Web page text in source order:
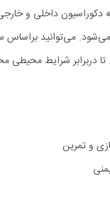
دکوراسیون داخلی و
شرایط محیطی
و تمرین